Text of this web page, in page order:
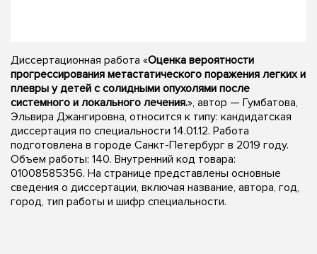
Диссертационная работа «Оценка вероятности
прогрессирования метастатического поражения легких и
плевры у детей с солидными опухолями после
системного и локального лечения.», автор — Гумбатова,
Эльвира Джангировна, относится к типу: кандидатская
диссертация по специальности 14.01.12. Работа
подготовлена в городе Санкт-Петербург в 2019 году.
Объем работы: 140. Внутренний код товара:
01008585356. На странице представлены основные
сведения о диссертации, включая название, автора, год,
город, тип работы и шифр специальности.